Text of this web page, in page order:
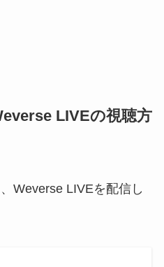
LIVEの視聴方
Weverse LIVEを配信し